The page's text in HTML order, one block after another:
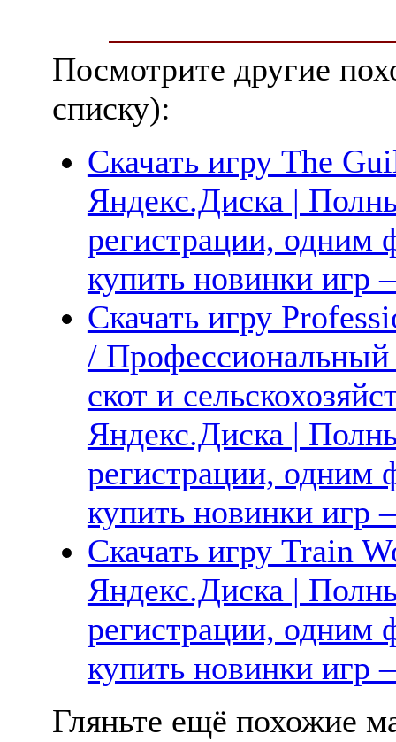
Посмотрите другие
списку):
Скачать игру The
Яндекс.Диска |
регистрации, одним
купить новинки
Скачать игру
/
скот и
Яндекс.Диска |
регистрации, одним
купить новинки
Скачать игру Train
Яндекс.Диска |
регистрации, одним
купить новинки
Гляньте ещё похожие